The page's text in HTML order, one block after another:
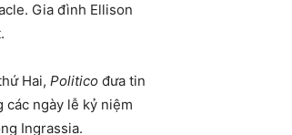
Gia đình Ellison
Hai, Politico đưa tin
các ngày lễ kỷ niệm
Ingrassia.